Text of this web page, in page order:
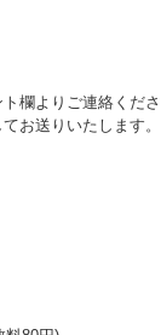
欄よりご連絡くださ
お送りいたします。